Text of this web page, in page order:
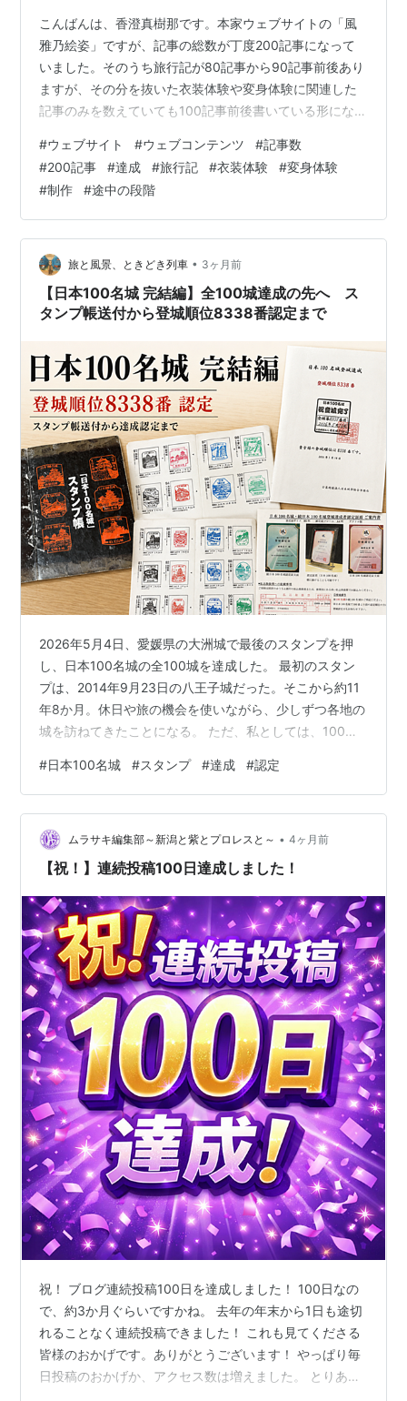
こんばんは、香澄真樹那です。本家ウェブサイトの「風
雅乃絵姿」ですが、記事の総数が丁度200記事になって
いました。そのうち旅行記が80記事から90記事前後あり
ますが、その分を抜いた衣装体験や変身体験に関連した
記事のみを数えていても100記事前後書いている形になっ
経過して 現在は2025年12月の沖縄県への旅行の記事を掲
載中です 旅行記の完成後に衣装体験系の記事を掲載しま
す 本家ウェブサイトの設計表の通りの記事数にはなって
いませんが 旅行記で100記事近く掲載するとは思わずに
新しい時期に体験した衣装体験や変身体験に絡めた物と
して まずは旅行記…
#ウェブサイト #ウェブコンテンツ #記事数
#200記事 #達成 #旅行記 #衣装体験 #変身体験
#制作 #途中の段階
旅と風景、ときどき列車 • 3ヶ月前
【日本100名城 完結編】全100城達成の先へ ス
タンプ帳送付から登城順位8338番認定まで
2026年5月4日、愛媛県の大洲城で最後のスタンプを押
し、日本100名城の全100城を達成した。 最初のスタン
プは、2014年9月23日の八王子城だった。そこから約11
年8か月。休日や旅の機会を使いながら、少しずつ各地の
城を訪ねてきたことになる。 ただ、私としては、100城
た。全100城のスタンプを集めたスタンプ帳を公益財団法
人日本城郭協会へ送り、登城達成の認定を受けるところ
まで進めて、初めて一区切りにしたいと思っていた。 今
回は、日本100名城達成後に何を送ったのか、どのような
書類が戻ってきたのか、登城順位8338番の認定がどのよ
#日本100名城 #スタンプ #達成 #認定
ムラサキ編集部～新潟と紫とプロレスと～ • 4ヶ月前
【祝！】連続投稿100日達成しました！
祝！ ブログ連続投稿100日を達成しました！ 100日なの
で、約3か月ぐらいですかね。 去年の年末から1日も途切
れることなく連続投稿できました！ これも見てくださる
皆様のおかげです。ありがとうございます！ やっぱり毎
日投稿のおかげか、アクセス数は増えました。 とりあえ